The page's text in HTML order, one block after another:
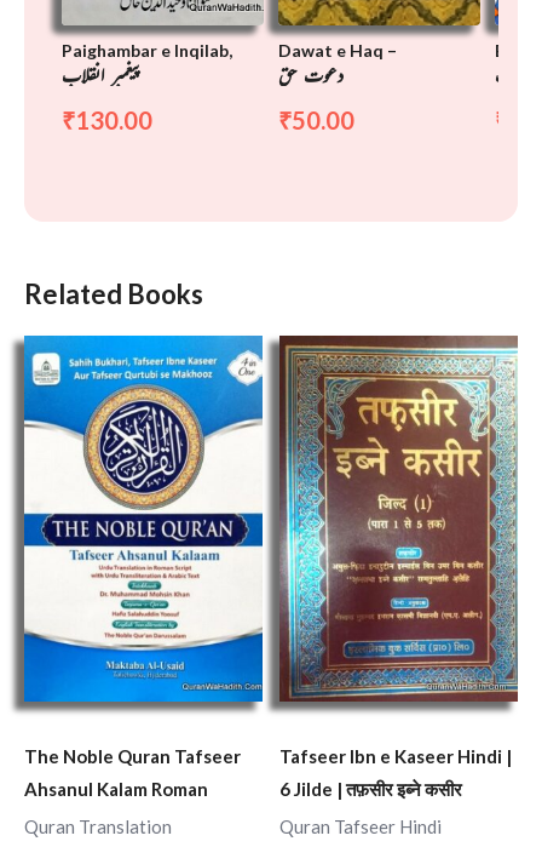
Paighambar e Inqilab,
پیغمبر انقلاب
₹130.00
Dawat e Haq –
دعوت حق
₹50.00
Bagh
جنت
₹
Related Books
The Noble Quran Tafseer
Ahsanul Kalam Roman
Quran Translation
Tafseer Ibn e Kaseer Hindi |
6 Jilde | तफ़सीर इब्ने कसीर
Quran Tafseer Hindi